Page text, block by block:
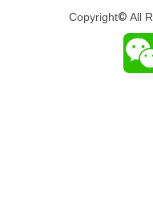
Copyright© All